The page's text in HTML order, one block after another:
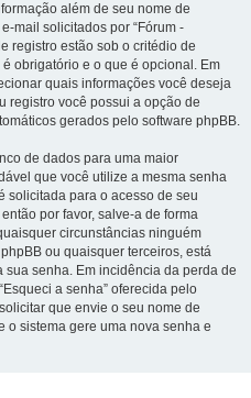
além de seu nome de
mail solicitados por “Fórum -
registro estão sob o critédio de
é obrigatório e o que é opcional. Em
quais informações você deseja
registro você possui a opção de
gerados pelo software phpBB.
de dados para uma maior
que você utilize a mesma senha
solicitada para o acesso de seu
por favor, salve-a de forma
circunstâncias ninguém
ou quaisquer terceiros, está
senha. Em incidência da perda de
a senha” oferecida pelo
que envie o seu nome de
o sistema gere uma nova senha e